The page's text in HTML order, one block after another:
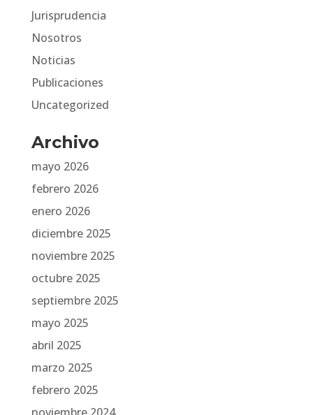
Jurisprudencia
Nosotros
Noticias
Publicaciones
Uncategorized
Archivo
mayo 2026
febrero 2026
enero 2026
diciembre 2025
noviembre 2025
octubre 2025
septiembre 2025
mayo 2025
abril 2025
marzo 2025
febrero 2025